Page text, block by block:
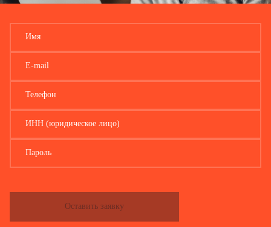
Имя
E-mail
Телефон
ИНН (юридическое лицо)
Пароль
Оставить заявку